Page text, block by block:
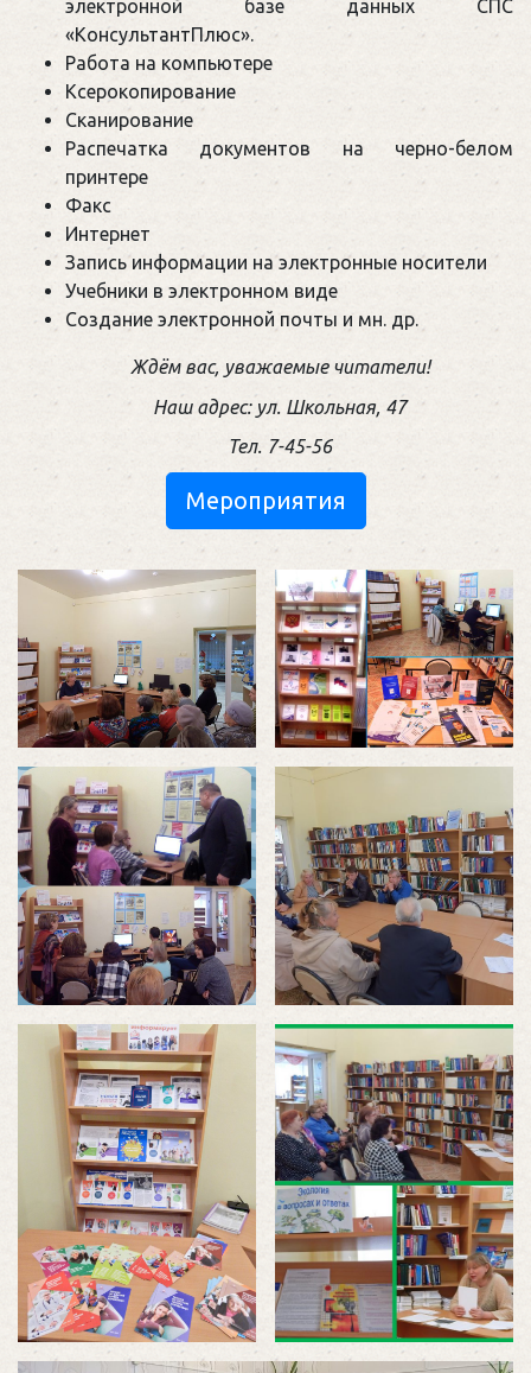
электронной базе данных СПС
«КонсультантПлюс».
Работа на компьютере
Ксерокопирование
Сканирование
Распечатка документов на черно-белом
принтере
Факс
Интернет
Запись информации на электронные носители
Учебники в электронном виде
Создание электронной почты и мн. др.
Ждём вас, уважаемые читатели!
Наш адрес: ул. Школьная, 47
Тел. 7-45-56
Мероприятия